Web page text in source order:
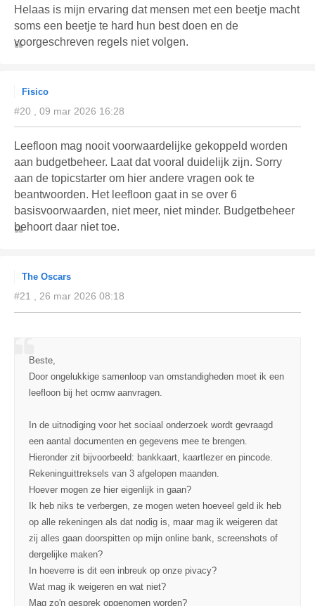
Helaas is mijn ervaring dat mensen met een beetje macht
soms een beetje te hard hun best doen en de
voorgeschreven regels niet volgen.
Fisico
#20 , 09 mar 2026 16:28
Leefloon mag nooit voorwaardelijke gekoppeld worden
aan budgetbeheer. Laat dat vooral duidelijk zijn. Sorry
aan de topicstarter om hier andere vragen ook te
beantwoorden. Het leefloon gaat in se over 6
basisvoorwaarden, niet meer, niet minder. Budgetbeheer
behoort daar niet toe.
The Oscars
#21 , 26 mar 2026 08:18
Beste,
Door ongelukkige samenloop van omstandigheden moet ik een
leefloon bij het ocmw aanvragen.
In de uitnodiging voor het sociaal onderzoek wordt gevraagd
een aantal documenten en gegevens mee te brengen.
Hieronder zit bijvoorbeeld: bankkaart, kaartlezer en pincode.
Rekeninguittreksels van 3 afgelopen maanden.
Hoever mogen ze hier eigenlijk in gaan?
Ik heb niks te verbergen, ze mogen weten hoeveel geld ik heb
op alle rekeningen als dat nodig is, maar mag ik weigeren dat
zij alles gaan doorspitten op mijn online bank, screenshots of
dergelijke maken?
In hoeverre is dit een inbreuk op onze pivacy?
Wat mag ik weigeren en wat niet?
Mag zo'n gesprek opgenomen worden?